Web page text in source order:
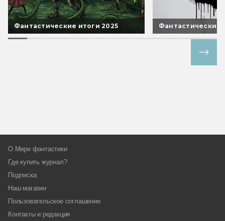
Фантастические итоги 2025 Фантастические
О Мире фантастики
Где купить журнал?
Подписка
Наш магазин
Пользовательское соглашение
Контакты и редакция